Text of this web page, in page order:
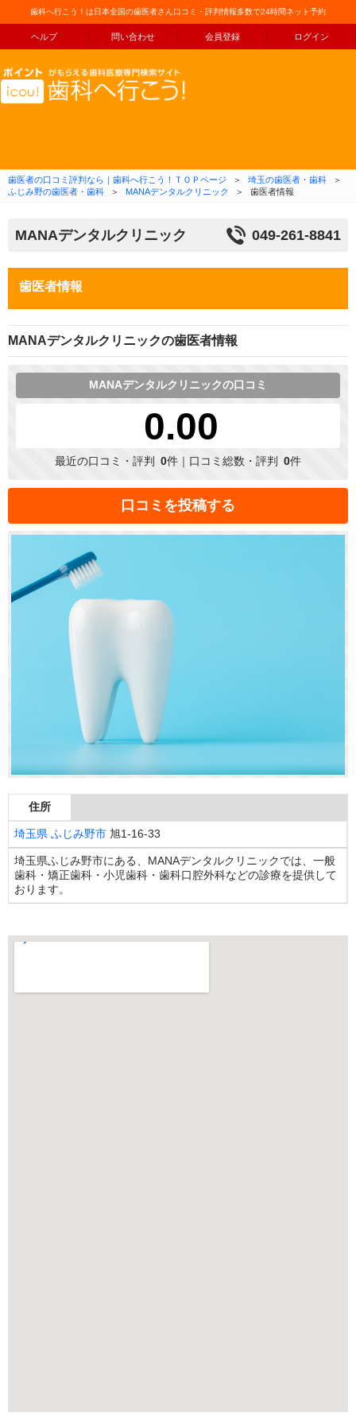
歯科へ行こう！は日本全国の歯医者さん口コミ・評判情報多数で24時間ネット予約
ヘルプ 問い合わせ 会員登録 ログイン
コンテンツへ移動
歯医者の口コミ評判なら｜歯科へ行こう！ＴＯＰページ ＞ 埼玉の歯医者・歯科
＞
ふじみ野の歯医者・歯科
＞ MANAデンタルクリニック ＞ 歯医者情報
MANAデンタルクリニック 049-261-8841
歯医者情報
MANAデンタルクリニックの歯医者情報
MANAデンタルクリニックの口コミ
0.00
最近の口コミ・評判 0件｜口コミ総数・評判 0件
口コミを投稿する
住所
埼玉県 ふじみ野市 旭1-16-33
埼玉県ふじみ野市にある、MANAデンタルクリニックでは、一般
歯科・矯正歯科・小児歯科・歯科口腔外科などの診療を提供して
おります。